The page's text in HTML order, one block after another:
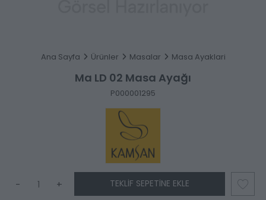
Ana Sayfa Ürünler Masalar Masa Ayaklari
Ma LD 02 Masa Ayağı
P000001295
- + TEKLIF SEPETINE EKLE